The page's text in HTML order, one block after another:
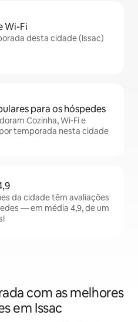
Wi-Fi
desta cidade (Issac)
para os hóspedes
Cozinha, Wi-Fi e
temporada nesta cidade
da cidade têm avaliações
— em média 4,9, de um
com as melhores
em Issac